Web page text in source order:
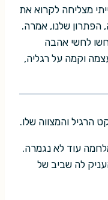
מצליחה לקרוא את
הפתרון שלנו, אמרה.
לחשי אהבה
וקמה על רגליה,
הרגיל והמצווה שלו.
עוד לא נגמרה.
לה שביב של